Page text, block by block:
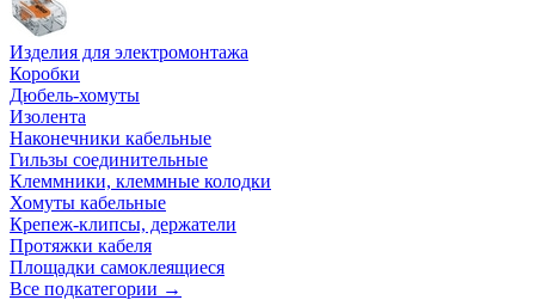
Изделия для электромонтажа
Коробки
Дюбель-хомуты
Изолента
Наконечники кабельные
Гильзы соединительные
Клеммники, клеммные колодки
Хомуты кабельные
Крепеж-клипсы, держатели
Протяжки кабеля
Площадки самоклеящиеся
Все подкатегории →